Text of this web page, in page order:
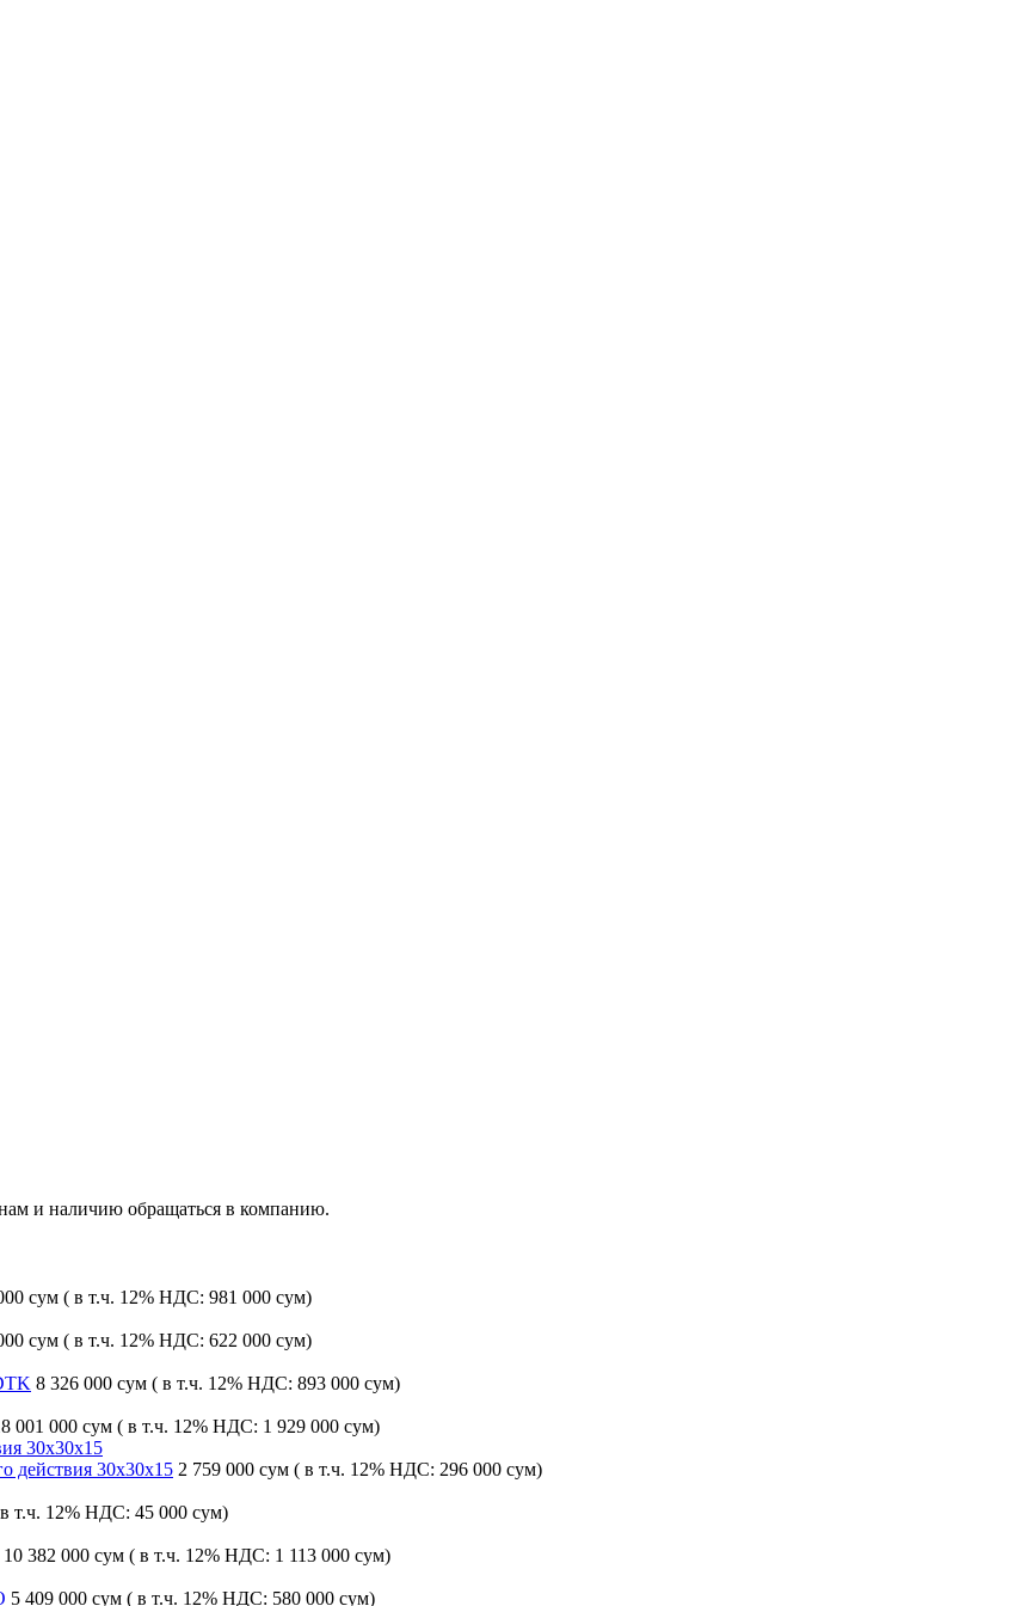
и наличию обращаться в компанию.
сум ( в т.ч. 12% НДС: 981 000 сум)
сум ( в т.ч. 12% НДС: 622 000 сум)
8 326 000 сум ( в т.ч. 12% НДС: 893 000 сум)
001 000 сум ( в т.ч. 12% НДС: 1 929 000 сум)
действия 30х30х15 2 759 000 сум ( в т.ч. 12% НДС: 296 000 сум)
т.ч. 12% НДС: 45 000 сум)
10 382 000 сум ( в т.ч. 12% НДС: 1 113 000 сум)
5 409 000 сум ( в т.ч. 12% НДС: 580 000 сум)